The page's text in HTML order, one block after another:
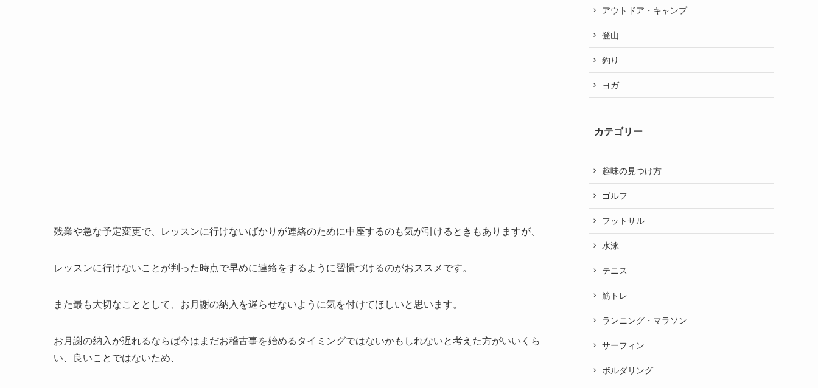
残業や急な予定変更で、レッスンに行けないばかりが連絡のために中座するのも気が引けるときもありますが、
レッスンに行けないことが判った時点で早めに連絡をするように習慣づけるのがおススメです。
また最も大切なこととして、お月謝の納入を遅らせないように気を付けてほしいと思います。
お月謝の納入が遅れるならば今はまだお稽古事を始めるタイミングではないかもしれないと考えた方がいいくら
い、良いことではないため、
アウトドア・キャンプ
登山
釣り
ヨガ
カテゴリー
趣味の見つけ方
ゴルフ
フットサル
水泳
テニス
筋トレ
ランニング・マラソン
サーフィン
ボルダリング